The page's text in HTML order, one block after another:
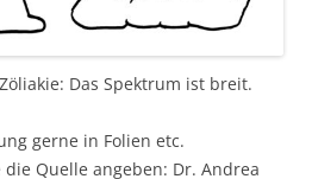
Das Spektrum ist breit.
gerne in Folien etc.
Quelle angeben: Dr. Andrea